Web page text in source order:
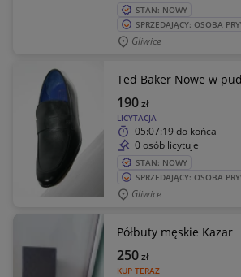
STAN: NOWY
SPRZEDAJĄCY: OSOBA
Gliwice
Ted Baker Nowe w
LICYTACJA
190zł
05:07:19 do końca
0 osób licytuje
STAN: NOWY
SPRZEDAJĄCY: OSOBA
Gliwice
Półbuty męskie Kazar
KUP TERAZ
250zł